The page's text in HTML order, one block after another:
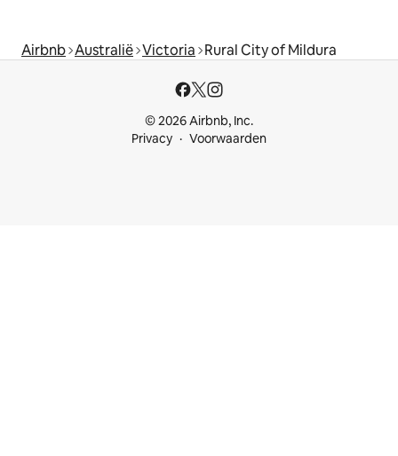
Airbnb Australië Victoria Rural City of Mildura
© 2026 Airbnb, Inc.
Privacy
Voorwaarden